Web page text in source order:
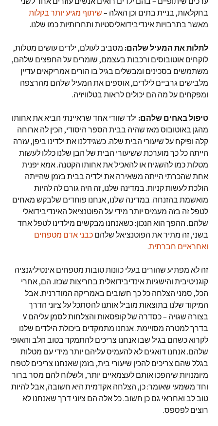
בחקלאות, בניית בתים וכן האלה – שיתוף מגיע יותר בקלות
מאשר בתרבויות אינדיבידואליסטיות ותחרותיות כמו שלנו.
לתלות את המעיל שלהם: מסביב לעולם, ילדים עושים מטלות,
לוקחים אוטובוסים ורכבות בעצמם, שומרים על החפצים שלהם,
משתמשים בסכינים ומבשלים בגיל בו הורים אמריקאים עדיין
מלבישים גרביים לילדים, אוספים את המעיל שלהם מהרצפה
ומפקחים על מה הם יכולים לראות בטלוויזיה.
טיפול באחים שלהם: ילד שוודי אחד שראיינתי הביא את אחותו
מהגן באוטובוס מאז שהיה בבית הספר היסודי, הכין לה ארוחה
קלה ופיקח על שיעורי הבית שלה. כשגידלנו את ילדינו ביפן, עזרה
הייתה כל כך מוערכת ששיעורי הבית של הבן שלנו כללו לעשות
מטלות כמו להשגיח או להאכיל את אחותו הקטנה. אמא יפנית
אחת שהכרתי הייתה משאירה את ילדיה בבית בזמן שהייתה
הולכת לעשות קניות. במדינה שלנו, זה היה גורם לה להיות
מואשמת בהזנחה. במדינה שלנו, אנחנו פוחדים שלבקש מאחים
לטפל זה בזה מעמיס יותר מידי על הפוטנציאל האינדיבידואלי
שלהם. ההפך הוא הנכון: כשאנחנו מבקשים מילדינו לטפל אחד
בשני, זה מתיר את הפוטנציאל שלהם כבני אדם מטפחים
ואחראיים חברתית.
זה לא מפתיע שהורים בעלי כוונות טובות מטפחים אינטיליגנציה
קוגניטיבית והישגיות אינדיבידואלית בחריצות שכזו. הם, אחרי
הכל, סמני הצלחה כל כך חשובים באמריקה המודרנית. אבל
המיקוד שלנו בתוצאות מוביל אותנו להסתכל על ציוני הדרך
בצורה שגויה – כסדרה של קופסאות והצלחות לסמן עליהם V
בדרך למטרה מסויימת. אנחנו מתמקדים ביכולת הילדים שלנו
לקרוא כשהם בגיל שבו אנחנו צריכים להתמקד בטוב הלב והאופי
שלהם. אנחנו דואגים לא להעמיס עליהם יותר מידי עם מטלות
בגלל שהם צריכים להכין שיעורי בית, בזמן שאנחנו צריכים לטפח
מיומנויות שיהפכו אותם לעצמאיים יותר, ולשלוח להם מסר ברור
וחד משמעי שאומר: כן, הצלחה אקדמית היא חשובה, אבל להיות
טוב לב ואחראי גם כן חשוב. כל אלה הם ציוני דרך שאנחנו לא
רוצים לפספס.